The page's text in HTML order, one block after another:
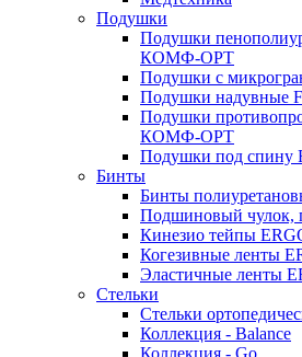
Подушки
Подушки
КОМФ-ОРТ
Подушки с
Подушки надувные
Подушки
КОМФ-ОРТ
Подушки под
Бинты
Бинты
Подшиновый
Кинезио тейпы
Когезивные ленты
Эластичные ленты
Стельки
Стельки
Коллекция - Balance